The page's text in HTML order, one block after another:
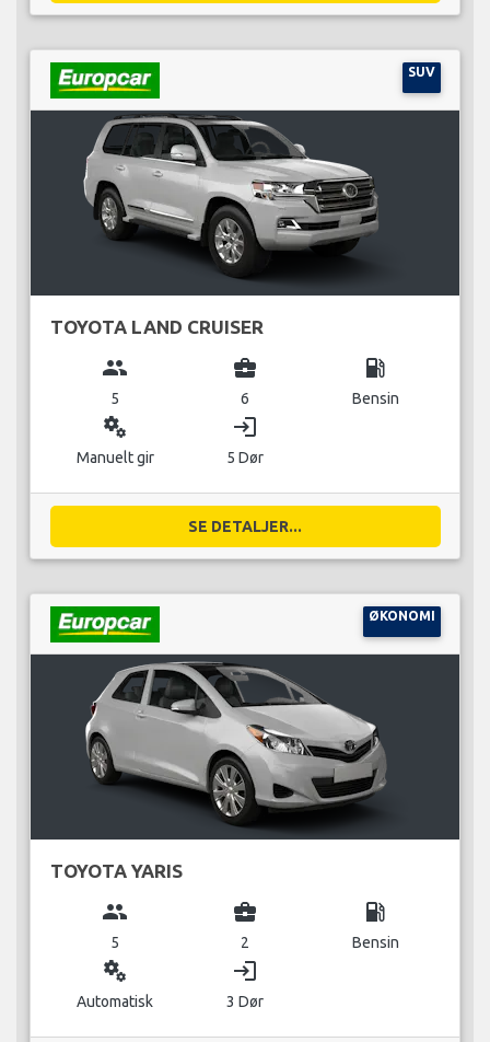
SUV
TOYOTA LAND CRUISER
group
5
business_center
6
local_gas_station
Bensin
miscellaneous_services
Manuelt gir
login
5 Dør
SE DETALJER...
ØKONOMI
TOYOTA YARIS
group
5
business_center
2
local_gas_station
Bensin
miscellaneous_services
Automatisk
login
3 Dør